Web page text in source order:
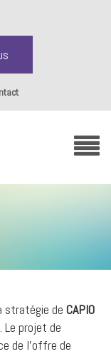
stratégie de CAPIO
. Le projet de
de l’offre de